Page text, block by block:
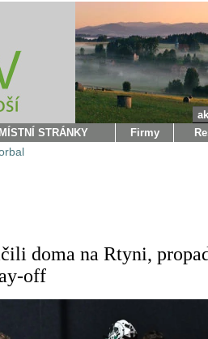
MÍSTNÍ STRÁNKY Firmy
doma na Rtyni,
off